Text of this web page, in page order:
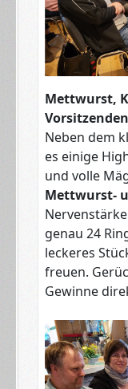
Mettwurst,
Neben dem
es einige
und volle
Mettwurst-
genau 24
leckeres
freuen.
Gewinne